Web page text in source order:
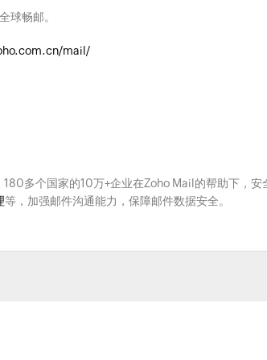
球畅邮。
mail/
多个国家的10万+企业在Zoho Mail的帮助下，安
等，加强邮件沟通能力，保障邮件数据安全。